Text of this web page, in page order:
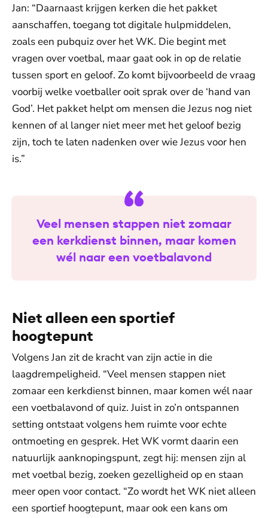
Jan: “Daarnaast krijgen kerken die het pakket
aanschaffen, toegang tot digitale hulpmiddelen,
zoals een pubquiz over het WK. Die begint met
vragen over voetbal, maar gaat ook in op de relatie
tussen sport en geloof. Zo komt bijvoorbeeld de vraag
voorbij welke voetballer ooit sprak over de ‘hand van
God’. Het pakket helpt om mensen die Jezus nog niet
kennen of al langer niet meer met het geloof bezig
zijn, toch te laten nadenken over wie Jezus voor hen
is.”
Veel mensen stappen niet zomaar
een kerkdienst binnen, maar komen
wél naar een voetbalavond
Niet alleen een sportief
hoogtepunt
Volgens Jan zit de kracht van zijn actie in die
laagdrempeligheid. “Veel mensen stappen niet
zomaar een kerkdienst binnen, maar komen wél naar
een voetbalavond of quiz. Juist in zo’n ontspannen
setting ontstaat volgens hem ruimte voor echte
ontmoeting en gesprek. Het WK vormt daarin een
natuurlijk aanknopingspunt, zegt hij: mensen zijn al
met voetbal bezig, zoeken gezelligheid op en staan
meer open voor contact. “Zo wordt het WK niet alleen
een sportief hoogtepunt, maar ook een kans om